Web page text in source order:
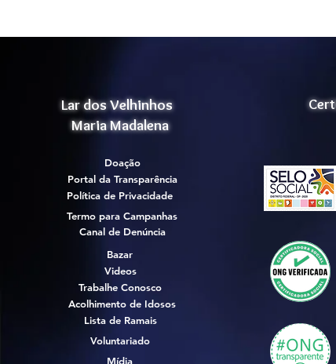
Lar dos Velhinhos
Maria Madalena
Doação
Portal da Transparência
Política de Privacidade
Termo para Campanhas
Canal de Denúncia
Bazar
Videos
Trabalhe Conosco
Acolhimento de Idosos
Lista de Ramais
Voluntariado
Mídia